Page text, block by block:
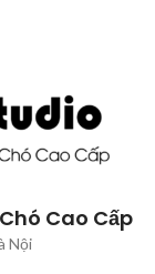
Cao Cấp
Nội